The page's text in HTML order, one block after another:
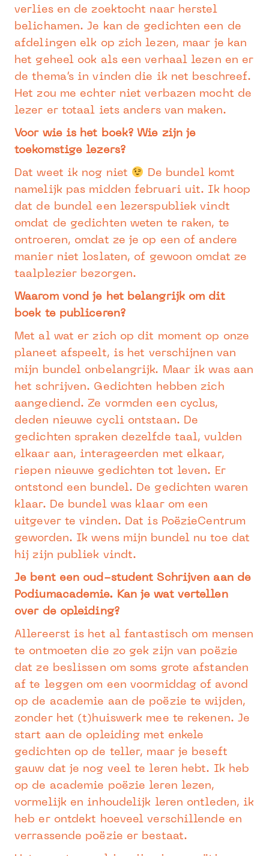
verlies en de zoektocht naar herstel
belichamen. Je kan de gedichten een de
afdelingen elk op zich lezen, maar je kan
het geheel ook als een verhaal lezen en er
de thema’s in vinden die ik net beschreef.
Het zou me echter niet verbazen mocht de
lezer er totaal iets anders van maken.
Voor wie is het boek? Wie zijn je
toekomstige lezers?
Dat weet ik nog niet
De bundel komt
namelijk pas midden februari uit. Ik hoop
dat de bundel een lezerspubliek vindt
omdat de gedichten weten te raken, te
ontroeren, omdat ze je op een of andere
manier niet loslaten, of gewoon omdat ze
taalplezier bezorgen.
Waarom vond je het belangrijk om dit
boek te publiceren?
Met al wat er zich op dit moment op onze
planeet afspeelt, is het verschijnen van
mijn bundel onbelangrijk. Maar ik was aan
het schrijven. Gedichten hebben zich
aangediend. Ze vormden een cyclus,
deden nieuwe cycli ontstaan. De
gedichten spraken dezelfde taal, vulden
elkaar aan, interageerden met elkaar,
riepen nieuwe gedichten tot leven. Er
ontstond een bundel. De gedichten waren
klaar. De bundel was klaar om een
uitgever te vinden. Dat is PoëzieCentrum
geworden. Ik wens mijn bundel nu toe dat
hij zijn publiek vindt.
Je bent een oud-student Schrijven aan de
Podiumacademie. Kan je wat vertellen
over de opleiding?
Allereerst is het al fantastisch om mensen
te ontmoeten die zo gek zijn van poëzie
dat ze beslissen om soms grote afstanden
af te leggen om een voormiddag of avond
op de academie aan de poëzie te wijden,
zonder het (t)huiswerk mee te rekenen. Je
start aan de opleiding met enkele
gedichten op de teller, maar je beseft
gauw dat je nog veel te leren hebt. Ik heb
op de academie poëzie leren lezen,
vormelijk en inhoudelijk leren ontleden, ik
heb er ontdekt hoeveel verschillende en
verrassende poëzie er bestaat.